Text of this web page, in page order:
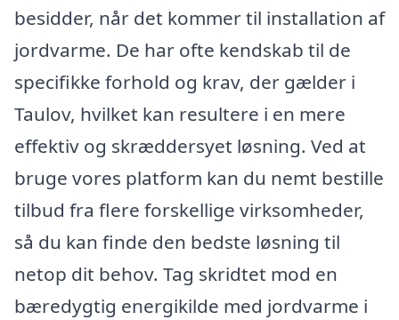
besidder, når det kommer til installation af
jordvarme. De har ofte kendskab til de
specifikke forhold og krav, der gælder i
Taulov, hvilket kan resultere i en mere
effektiv og skræddersyet løsning. Ved at
bruge vores platform kan du nemt bestille
tilbud fra flere forskellige virksomheder,
så du kan finde den bedste løsning til
netop dit behov. Tag skridtet mod en
bæredygtig energikilde med jordvarme i